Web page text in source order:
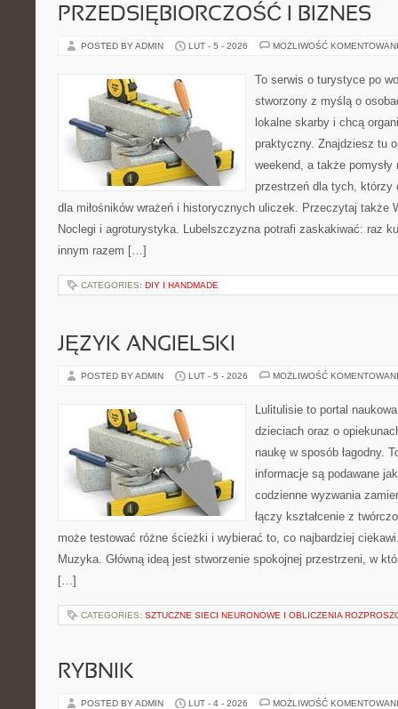
PRZEDSIĘBIORCZOŚĆ I BIZNES
POSTED BY ADMIN LUT - 5 - 2026 MOŻLIWOŚĆ
To serwis o turystyce po
stworzony z myślą o
lokalne skarby i chcą
praktyczny. Znajdziesz tu
weekend, a także
przestrzeń dla tych, którzy
dla miłośników wrażeń i historycznych uliczek. Przeczytaj także
Noclegi i agroturystyka. Lubelszczyzna potrafi zaskakiwać: raz
innym razem […]
CATEGORIES: DIY I HANDMADE
JĘZYK ANGIELSKI
POSTED BY ADMIN LUT - 5 - 2026 MOŻLIWOŚĆ
Lulitulisie to portal
dzieciach oraz o
naukę w sposób łagodny.
informacje są podawane
codzienne wyzwania
łączy kształcenie z
może testować różne ścieżki i wybierać to, co najbardziej
Muzyka. Główną ideą jest stworzenie spokojnej przestrzeni, w
[…]
CATEGORIES: SZTUCZNE SIECI NEURONOWE I OBLICZENIA
RYBNIK
POSTED BY ADMIN LUT - 4 - 2026 MOŻLIWOŚĆ